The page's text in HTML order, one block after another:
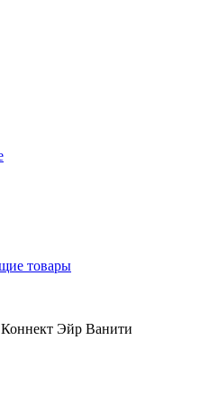
товары
Коннект Эйр Ванити